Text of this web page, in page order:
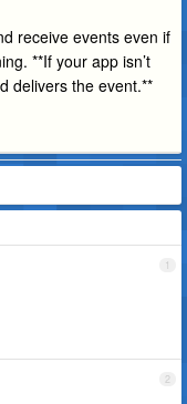
receive events even if
**If your app isn’t
delivers the event.**
1
2